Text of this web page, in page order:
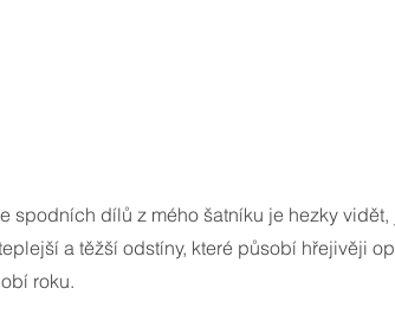
spodních dílů z mého šatníku je hezky
a těžší odstíny, které působí hřejivěji
roku.